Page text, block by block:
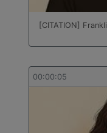
[CITATION]
00:00:05